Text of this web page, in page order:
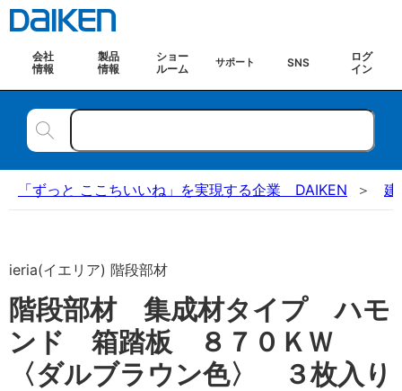
会社
情報
製品
情報
ショー
ルーム
サポート SNS
ログ
イン
「ずっと ここちいいね」を実現する企業 DAIKEN 建
ieria(イエリア) 階段部材
階段部材 集成材タイプ ハモ
ンド 箱踏板 ８７０ＫＷ
〈ダルブラウン色〉 ３枚入り